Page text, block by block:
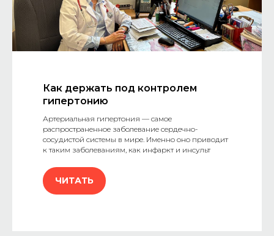
Как держать под контролем
гипертонию
Артериальная гипертония — самое
распространенное заболевание сердечно-
сосудистой системы в мире. Именно оно приводит
к таким заболеваниям, как инфаркт и инсульт
ЧИТАТЬ